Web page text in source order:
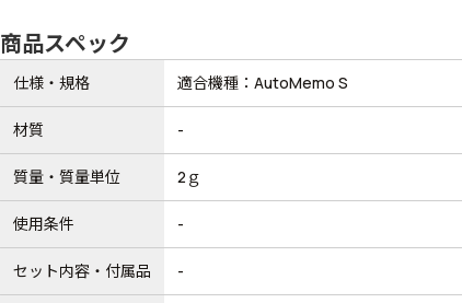
商品スペック
仕様・規格 適合機種：AutoMemo S
材質 -
質量・質量単位 2ｇ
使用条件 -
セット内容・付属品 -